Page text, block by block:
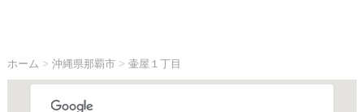
ホーム > 沖縄県那覇市> 壷屋１丁目